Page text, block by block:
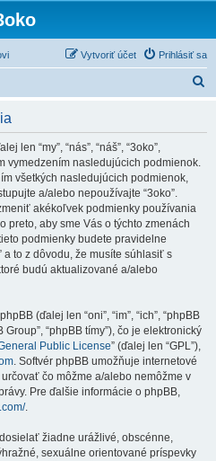
Prihlásiť sa
Vytvoriť účet
len “my”, “nás”, “náš”, “3oko”,
vymedzením nasledujúcich podmienok.
všetkých nasledujúcich podmienok,
a/alebo nepoužívajte “3oko”.
akékoľvek podmienky používania
preto, aby sme Vás o týchto zmenách
podmienky budete pravidelne
a to z dôvodu, že musíte súhlasiť s
budú aktualizované a/alebo
(ďalej len “oni”, “im”, “ich”, “phpBB
Group”, “phpBB tímy”), čo je elektronický
Public License” (ďalej len “GPL”),
. Softvér phpBB umožňuje internetové
čo môžme a/alebo nemôžme v
Pre ďalšie informácie o phpBB,
.
žiadne urážlivé, obscénne,
sexuálne orientované príspevky